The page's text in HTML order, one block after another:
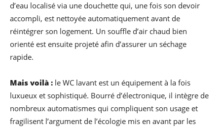
d’eau localisé via une douchette qui, une fois son devoir
accompli, est nettoyée automatiquement avant de
réintégrer son logement. Un souffle d’air chaud bien
orienté est ensuite projeté afin d’assurer un séchage
rapide.
Mais voilà : le WC lavant est un équipement à la fois
luxueux et sophistiqué. Bourré d’électronique, il intègre de
nombreux automatismes qui compliquent son usage et
fragilisent l’argument de l’écologie mis en avant par les